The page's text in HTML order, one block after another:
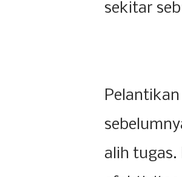
sekitar
alih